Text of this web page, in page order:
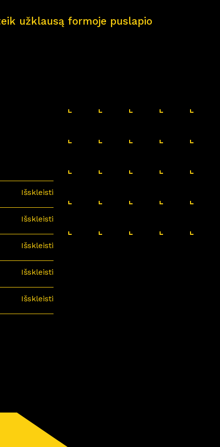
užklausą formoje puslapio
Išskleisti
Išskleisti
Išskleisti
Išskleisti
Išskleisti